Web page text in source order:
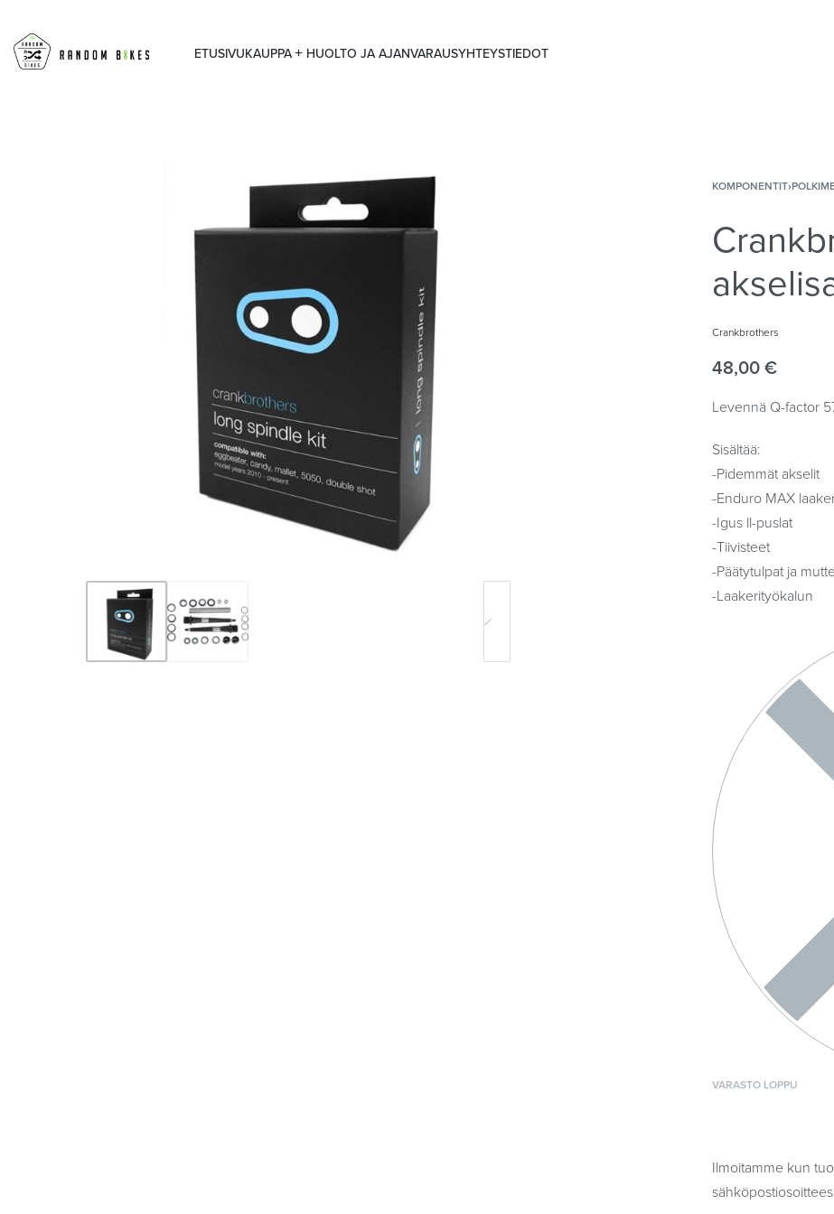
ETUSIVUKAUPPA HUOLTO JA AJANVARAUSYHTEYSTIEDOT
KOMPONENTIT›
Crankbrothers
48,00 €
Levennä Q-factor
Sisältää:
-Pidemmät akselit
-Enduro MAX
-Igus ll-puslat
-Tiivisteet
-Päätytulpat ja
-Laakerityökalun
VARASTO LOPPU
Ilmoitamme kun